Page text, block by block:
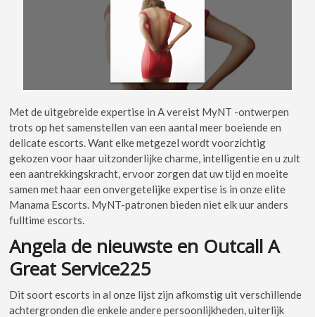
Met de uitgebreide expertise in A vereist MyNT -ontwerpen
trots op het samenstellen van een aantal meer boeiende en
delicate escorts. Want elke metgezel wordt voorzichtig
gekozen voor haar uitzonderlijke charme, intelligentie en u zult
een aantrekkingskracht, ervoor zorgen dat uw tijd en moeite
samen met haar een onvergetelijke expertise is in onze elite
Manama Escorts. MyNT-patronen bieden niet elk uur anders
fulltime escorts.
Angela de nieuwste en Outcall A
Great Service225
Dit soort escorts in al onze lijst zijn afkomstig uit verschillende
achtergronden die enkele andere persoonlijkheden, uiterlijk